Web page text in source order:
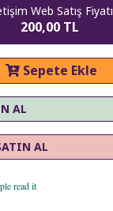
Web Satış Fiyatı
200,00 TL
Sepete Ekle
AL
AL